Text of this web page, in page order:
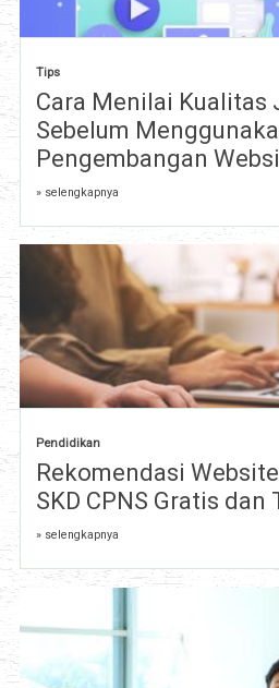
Tips
Cara Menilai Kualitas
Sebelum
Pengembangan
» selengkapnya
Pendidikan
Rekomendasi
SKD CPNS Gratis dan
» selengkapnya